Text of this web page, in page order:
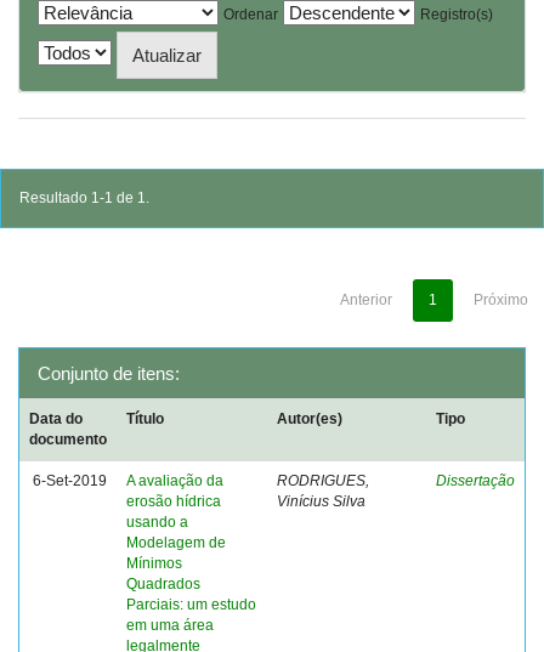
Ordenar
Registro(s)
Resultado 1-1 de 1.
Anterior 1 Próximo
Conjunto de itens:
Data do
documento
Título Autor(es) Tipo
6-Set-2019
A avaliação da
erosão hídrica
usando a
Modelagem de
Mínimos
Quadrados
Parciais: um estudo
em uma área
legalmente
RODRIGUES,
Vinícius Silva
Dissertação